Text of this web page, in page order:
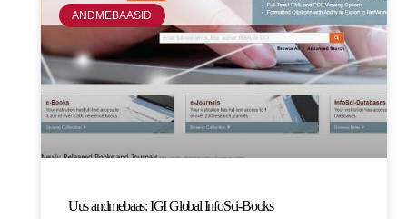
ANDMEBAASID
Uus andmebaas: IGI Global InfoSci-Books